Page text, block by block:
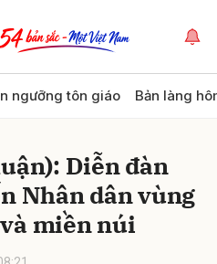
ngưỡng tôn giáo Bản làng
Diễn đàn
Nhân dân vùng
miền núi